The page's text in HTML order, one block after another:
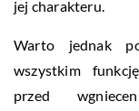
jej charakteru.
Warto jednak
wszystkim
przed